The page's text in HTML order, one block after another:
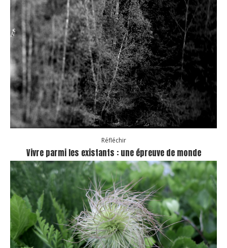
Réfléchir
Vivre parmi les existants : une épreuve de monde